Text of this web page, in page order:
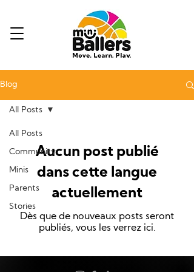
Blog
All Posts
Community
Minis
Parents
Stories
All Posts
Aucun post publié
dans cette langue
actuellement
Dès que de nouveaux posts seront
publiés, vous les verrez ici.